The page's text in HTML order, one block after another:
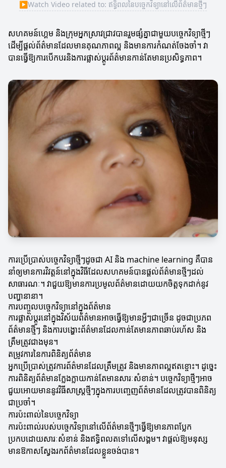
▶Watch Video related to: ឥទ្ធិពលនៃបច្ចេកវិទ្យានៅលើព័ត៌មានថ្មីៗ
សហគមន៍ហ្គេម និងក្រុមអ្នកស្រាវជ្រាវបានរួមផ្សំគ្នាជាមួយបច្ចេកវិទ្យាថ្មីៗ
ដើម្បីផ្តល់ព័ត៌មានដែលមានគុណភាពល្អ និងមានការកំណត់ចែងចាំ។ វា
បានធ្វើឱ្យការបើកបរ​និងការផ្លាស់ប្តូរ​ព័ត៌មានកាន់តែមានប្រសិទ្ធភាព។
ការប្រើប្រាស់បច្ចេកវិទ្យាថ្មីៗដូចជា AI និង machine learning គឺបាន
នាំឲ្យមានការវិវត្តន៍នៅក្នុងវិធីដែលសហគមន៍បានផ្តល់ព័ត៌មានថ្មីៗដល់
សាធារណៈ។ វាជួយឱ្យមានការប្រមូលព័ត៌មានដោយយកចិត្តទុកដាក់នូវ
បញ្ហានានា។
ការបញ្ចូលបច្ចេកវិទ្យានៅក្នុងព័ត៌មាន
ការផ្លាស់ប្តូរនៅក្នុងវិស័យព័ត៌មានអាចធ្វើឱ្យមានអ្វីៗជាច្រើន ដូចជាប្រភព
ព័ត៌មានថ្មីៗ និងការបង្ហោះព័ត៌មានដែលកាន់តែមានភាពឆាប់រហ័ស និង
ត្រឹមត្រូវជាងមុន។
តម្រូវការនៃការពិនិត្យព័ត៌មាន
អ្នកប្រើប្រាស់ត្រូវការព័ត៌មានដែលត្រឹមត្រូវ និងមានភាពល្អឥតខ្ចោះ។ ដូច្នេះ
ការពិនិត្យព័ត៌មានក្លែងក្លាយកាន់តែមានសារៈសំខាន់។ បច្ចេកវិទ្យាថ្មីៗអាច
ជួយអោយមាននូវវិធីសាស្រ្តថ្មីៗក្នុងការបញ្ចេញព័ត៌មានដែលត្រូវបានពិនិត្យ
ជាប្រចាំ។
ការប៉ះពាល់នៃបច្ចេកវិទ្យា
ការប៉ះពាល់របស់បច្ចេកវិទ្យានៅលើព័ត៌មានថ្មីៗធ្វើឱ្យមានភាពប្លែក
ប្រកបដោយសារៈសំខាន់ និងឥទ្ធិពលតទៅលើសង្គម។ វាផ្តល់ឱ្យមនុស្ស
មានឱកាសស្វែងរកព័ត៌មានដែលខ្លួនចង់បាន។